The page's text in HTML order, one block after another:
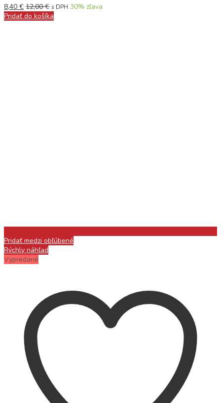
8,40 € 12,00€ s DPH 30% zľava
Pridať do košíka
Pridať medzi obľúbené
Rýchly náhľad
Vypredané